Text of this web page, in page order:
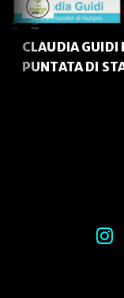
CLAUDIA GUIDI
PUNTATA DI